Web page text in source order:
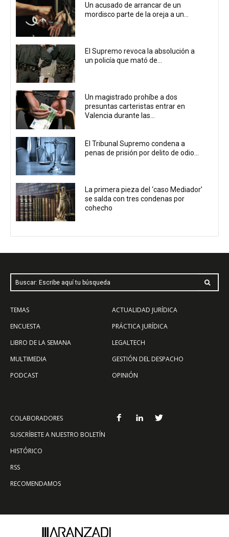
Un acusado de arrancar de un
mordisco parte de la oreja a un...
El Supremo revoca la absolución a
un policía que mató de...
Un magistrado prohíbe a dos
presuntas carteristas entrar en
Valencia durante las...
El Tribunal Supremo condena a
penas de prisión por delito de odio...
La primera pieza del ‘caso Mediador’
se salda con tres condenas por
cohecho
Buscar: Escribe aquí tu búsqueda
TEMAS
ENCUESTA
LIBRO DE LA SEMANA
MULTIMEDIA
PODCAST
ACTUALIDAD JURÍDICA
PRÁCTICA JURÍDICA
LEGALTECH
GESTIÓN DEL DESPACHO
OPINIÓN
COLABORADORES
SUSCRÍBETE A NUESTRO BOLETÍN
HISTÓRICO
RSS
RECOMENDAMOS